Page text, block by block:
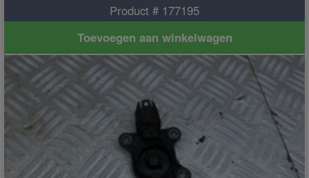
Product # 177195
Toevoegen aan winkelwagen